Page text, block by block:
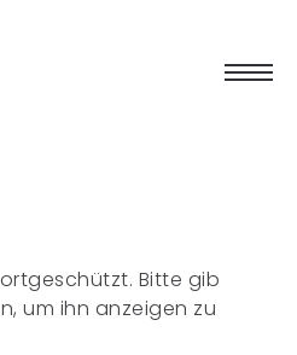
Bitte gib
um ihn anzeigen zu